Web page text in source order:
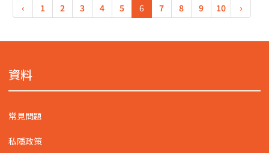
‹ 1 2 3 4 5 6 7 8 9 10 ›
資料
常見問題
私隱政策